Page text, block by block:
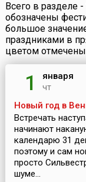
Всего в разделе -
обозначены
большое
праздниками в
цветом
1 января
чт
Новый год в
Встречать
начинают
календарю 31
поэтому и сам
просто
шуме...